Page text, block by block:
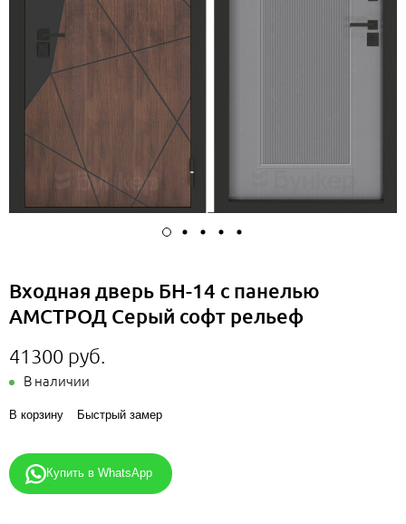
Входная дверь БН-14 с панелью
АМСТРОД Серый софт рельеф
41300 руб.
В наличии
В корзину Быстрый замер
Купить в WhatsApp